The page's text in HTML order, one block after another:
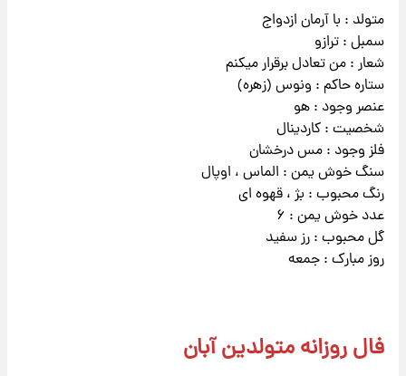
متولد : با آرمان ازدواج
سمبل : ترازو
شعار : من تعادل برقرار میکنم
ستاره حاکم : ونوس (زهره)
عنصر وجود : هو
شخصیت : کاردینال
فلز وجود : مس درخشان
سنگ خوش یمن : الماس ، اوپال
رنگ محبوب : بژ ، قهوه ای
عدد خوش یمن : ۶
گل محبوب : رز سفید
روز مبارک : جمعه
فال روزانه متولدین آبان